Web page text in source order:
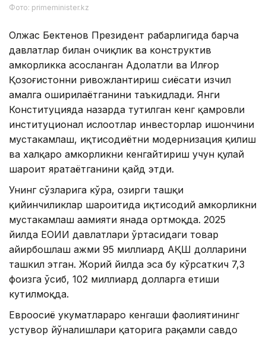
Фото: primeminister.kz
Олжас Бектенов Президент раҳбарлигида барча
давлатлар билан очиқлик ва конструктив
ҳамкорликка асосланган Адолатли ва Илғор
Қозоғистонни ривожлантириш сиёсати изчил
амалга оширилаётганини таъкидлади. Янги
Конституцияда назарда тутилган кенг қамровли
институционал ислоҳотлар инвесторлар ишончини
мустаҳкамлаш, иқтисодиётни модернизация қилиш
ва халқаро ҳамкорликни кенгайтириш учун қулай
шароит яратаётганини қайд этди.
Унинг сўзларига кўра, ҳозирги ташқи
қийинчиликлар шароитида иқтисодий ҳамкорликни
мустаҳкамлаш аҳамияти янада ортмоқда. 2025
йилда ЕОИИ давлатлари ўртасидаги товар
айирбошлаш ҳажми 95 миллиард АҚШ долларини
ташкил этган. Жорий йилда эса бу кўрсаткич 7,3
фоизга ўсиб, 102 миллиард долларга етиши
кутилмоқда.
Евроосиё ҳукуматлараро кенгаши фаолиятининг
устувор йўналишлари қаторига рақамли савдо